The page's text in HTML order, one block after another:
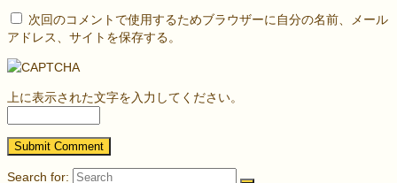
次回のコメントで使用するためブラウザーに自分の名前、メール
アドレス、サイトを保存する。
上に表示された文字を入力してください。
Search for: